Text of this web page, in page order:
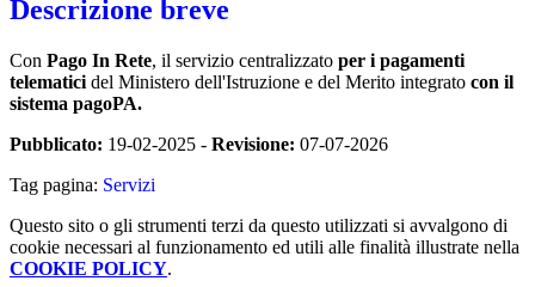
Descrizione breve
Con Pago In Rete, il servizio centralizzato per i pagamenti
telematici del Ministero dell'Istruzione e del Merito integrato con il
sistema pagoPA.
Pubblicato: 19-02-2025 - Revisione: 07-07-2026
Tag pagina: Servizi
Questo sito o gli strumenti terzi da questo utilizzati si avvalgono di
cookie necessari al funzionamento ed utili alle finalità illustrate nella
COOKIE POLICY.